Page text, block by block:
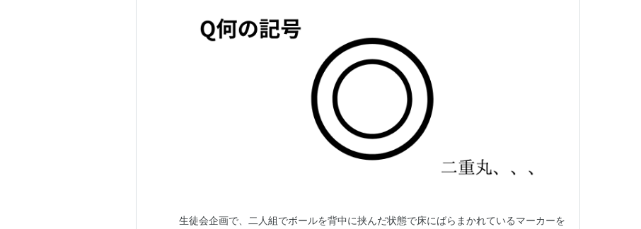
生徒会企画で、二人組でボールを背中に挟んだ状態で床にばらまかれているマーカーを